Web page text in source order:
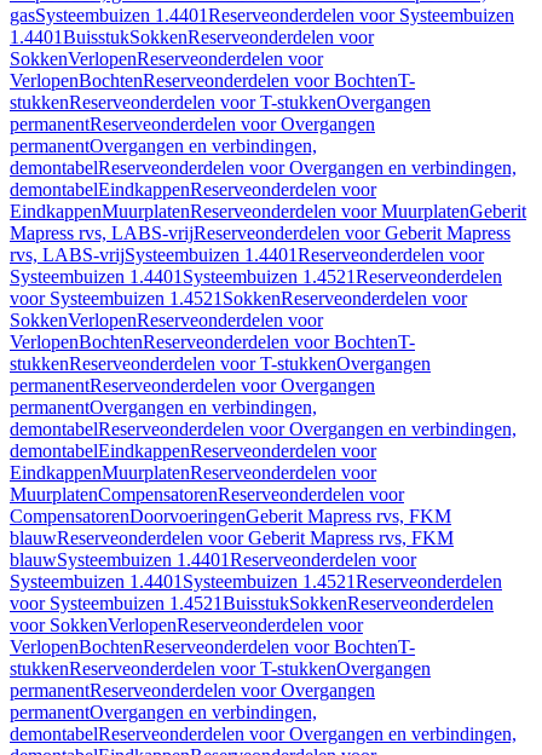
gasSysteembuizen 1.4401Reserveonderdelen voor Systeembuizen
1.4401BuisstukSokkenReserveonderdelen voor
SokkenVerlopenReserveonderdelen voor
VerlopenBochtenReserveonderdelen voor BochtenT-
stukkenReserveonderdelen voor T-stukkenOvergangen
permanentReserveonderdelen voor Overgangen
permanentOvergangen en verbindingen,
demontabelReserveonderdelen voor Overgangen en verbindingen,
demontabelEindkappenReserveonderdelen voor
EindkappenMuurplatenReserveonderdelen voor MuurplatenGeberit
Mapress rvs, LABS-vrijReserveonderdelen voor Geberit Mapress
rvs, LABS-vrijSysteembuizen 1.4401Reserveonderdelen voor
Systeembuizen 1.4401 Systeembuizen 1.4521Reserveonderdelen
voor Systeembuizen 1.4521 SokkenReserveonderdelen voor
SokkenVerlopenReserveonderdelen voor
VerlopenBochtenReserveonderdelen voor BochtenT-
stukkenReserveonderdelen voor T-stukkenOvergangen
permanentReserveonderdelen voor Overgangen
permanentOvergangen en verbindingen,
demontabelReserveonderdelen voor Overgangen en verbindingen,
demontabelEindkappenReserveonderdelen voor
EindkappenMuurplatenReserveonderdelen voor
MuurplatenCompensatorenReserveonderdelen voor
CompensatorenDoorvoeringenGeberit Mapress rvs, FKM
blauwReserveonderdelen voor Geberit Mapress rvs, FKM
blauwSysteembuizen 1.4401Reserveonderdelen voor
Systeembuizen 1.4401 Systeembuizen 1.4521Reserveonderdelen
voor Systeembuizen 1.4521BuisstukSokkenReserveonderdelen
voor SokkenVerlopenReserveonderdelen voor
VerlopenBochtenReserveonderdelen voor BochtenT-
stukkenReserveonderdelen voor T-stukkenOvergangen
permanentReserveonderdelen voor Overgangen
permanentOvergangen en verbindingen,
demontabelReserveonderdelen voor Overgangen en verbindingen,